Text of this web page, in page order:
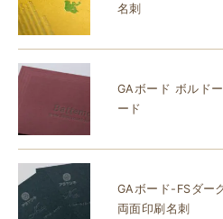
名刺
GAボード ボルド
ード
GAボード-FSダー
両面印刷名刺